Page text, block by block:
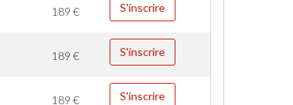
189€ S'inscrire
189€ S'inscrire
189€ S'inscrire